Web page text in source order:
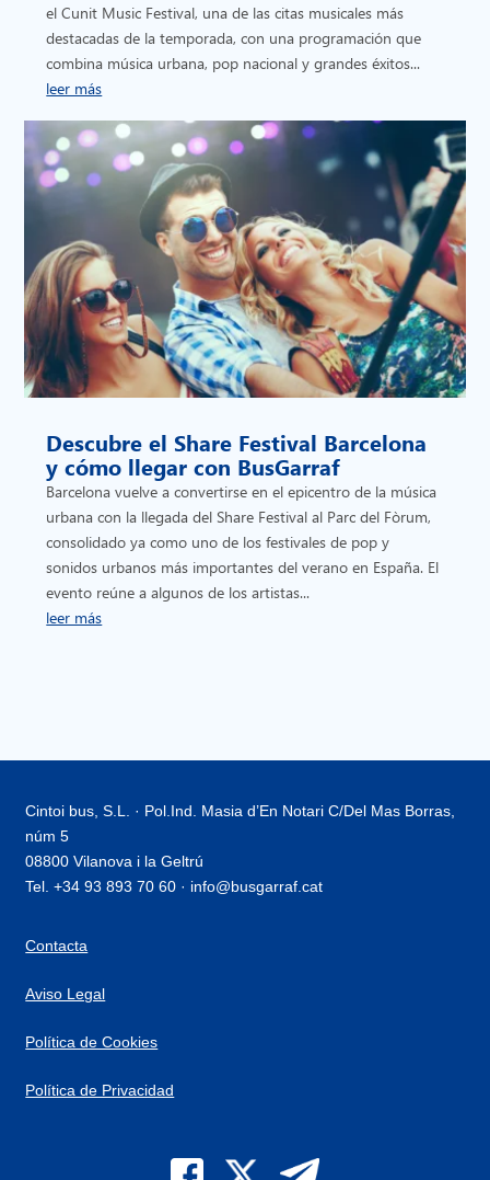
el Cunit Music Festival, una de las citas musicales más
destacadas de la temporada, con una programación que
combina música urbana, pop nacional y grandes éxitos...
leer más
Descubre el Share Festival Barcelona
y cómo llegar con BusGarraf
Barcelona vuelve a convertirse en el epicentro de la música
urbana con la llegada del Share Festival al Parc del Fòrum,
consolidado ya como uno de los festivales de pop y
sonidos urbanos más importantes del verano en España. El
evento reúne a algunos de los artistas...
leer más
Cintoi bus, S.L. · Pol.Ind. Masia d’En Notari C/Del Mas Borras,
núm 5
08800 Vilanova i la Geltrú
Tel. +34 93 893 70 60 · info@busgarraf.cat
Contacta
Aviso Legal
Política de Cookies
Política de Privacidad